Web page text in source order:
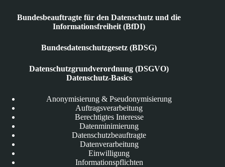
Bundesbeauftragte für den Datenschutz und die
Informationsfreiheit (BfDI)
Bundesdatenschutzgesetz (BDSG)
Datenschutzgrundverordnung (DSGVO)
Datenschutz-Basics
Anonymisierung & Pseudonymisierung
Auftragsverarbeitung
Berechtigtes Interesse
Datenminimierung
Datenschutzbeauftragte
Datenverarbeitung
Einwilligung
Informationspflichten